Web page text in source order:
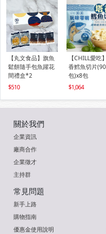
【丸文食品】旗魚
鬆餅隨手包魚躍花
間禮盒*2
510
【CHILL愛吃
香鱈魚切片
包)x8包
1,064
關於我們
企業資訊
廠商合作
企業徵才
主持群
常見問題
新手上路
購物指南
優惠金使用說明